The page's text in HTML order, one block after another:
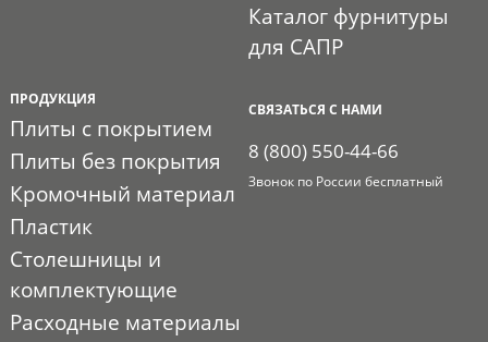
Каталог фурнитуры
для САПР
ПРОДУКЦИЯ
Плиты с покрытием
Плиты без покрытия
Кромочный материал
Пластик
Столешницы и
комплектующие
Расходные материалы
СВЯЗАТЬСЯ С НАМИ
8 (800) 550-44-66
Звонок по России бесплатный